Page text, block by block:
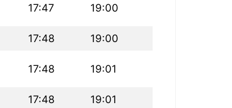
17:47 19:00
17:48 19:00
17:48 19:01
17:48 19:01